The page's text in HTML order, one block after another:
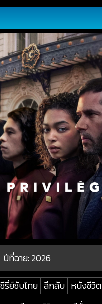
ปีที่ฉาย:2026
ซีรี่ย์ซับไทย ลึกลับ หนังชีวิต